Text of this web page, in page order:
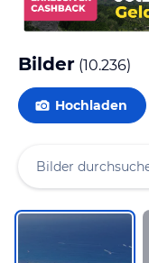
Bilder (10.236)
Hochladen